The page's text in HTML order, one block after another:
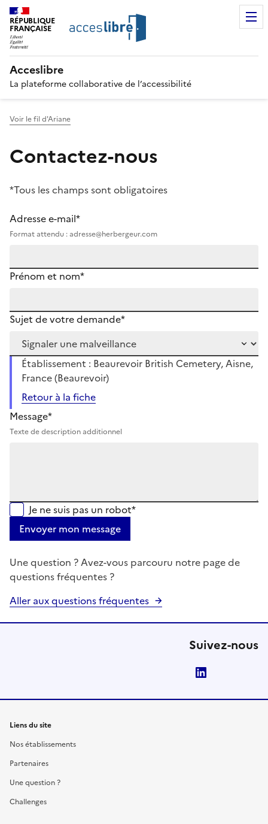
RÉPUBLIQUE
FRANÇAISE
Acceslibre
La plateforme collaborative de l’accessibilité
Voir le fil d'Ariane
Contactez-nous
*Tous les champs sont obligatoires
Adresse e-mail*
Format attendu : adresse@herbergeur.com
Prénom et nom*
Sujet de votre demande*
Établissement : Beaurevoir British Cemetery, Aisne,
France (Beaurevoir)
Retour à la fiche
Message*
Texte de description additionnel
Je ne suis pas un robot*
Envoyer mon message
Une question ? Avez-vous parcouru notre page de
questions fréquentes ?
Aller aux questions fréquentes
Suivez-nous
Liens du site
Nos établissements
Partenaires
Une question ?
Challenges